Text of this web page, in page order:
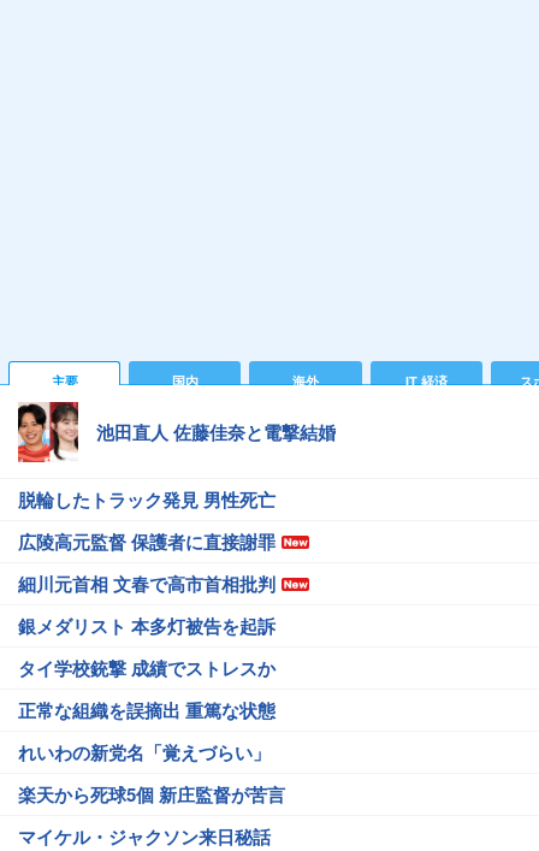
主要 国内 海外 IT 経済 ス
池田直人 佐藤佳奈と電撃結婚
脱輪したトラック発見 男性死亡
広陵高元監督 保護者に直接謝罪
細川元首相 文春で高市首相批判
銀メダリスト 本多灯被告を起訴
タイ学校銃撃 成績でストレスか
正常な組織を誤摘出 重篤な状態
れいわの新党名「覚えづらい」
楽天から死球5個 新庄監督が苦言
マイケル・ジャクソン来日秘話